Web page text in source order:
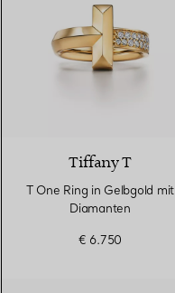
Tiffany T
T One Ring in Gelbgold mit
Diamanten
€ 6.750